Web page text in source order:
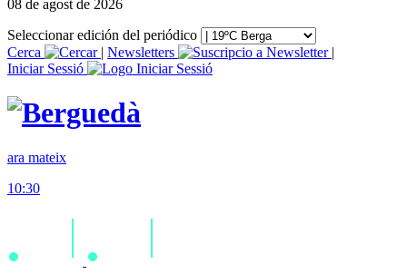
08 de agost de 2026
Seleccionar edición del periódico
Cerca
| Newsletters
|
Iniciar Sessió
ara mateix
10:30